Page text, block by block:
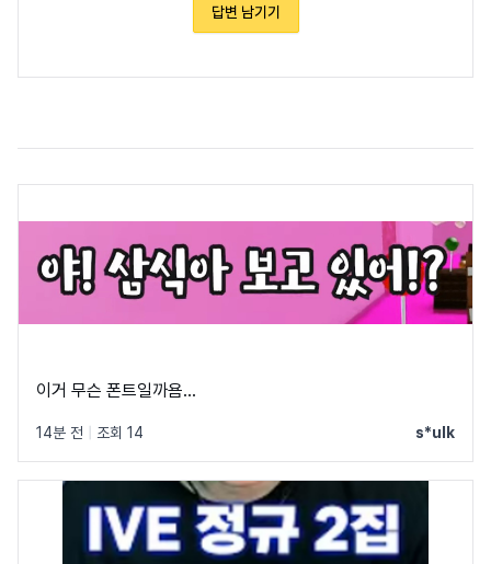
답변 남기기
이거 무슨 폰트일까욤...
14분 전 조회 14 s*ulk